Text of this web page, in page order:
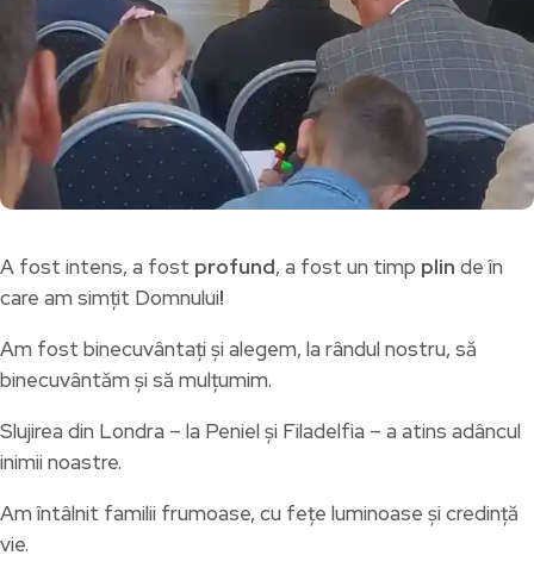
A fost intens, a fost profund, a fost un timp plin de în
care am simțit Domnului!
Am fost binecuvântați și alegem, la rândul nostru, să
binecuvântăm și să mulțumim.
Slujirea din Londra – la Peniel și Filadelfia – a atins adâncul
inimii noastre.
Am întâlnit familii frumoase, cu fețe luminoase și credință
vie.